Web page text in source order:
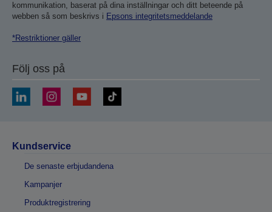
kommunikation, baserat på dina inställningar och ditt beteende på
webben så som beskrivs i Epsons integritetsmeddelande
*Restriktioner gäller
Följ oss på
Kundservice
De senaste erbjudandena
Kampanjer
Produktregistrering